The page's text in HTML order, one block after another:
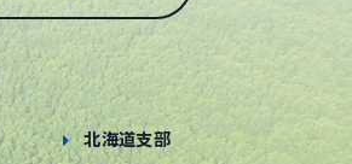
北海道支部